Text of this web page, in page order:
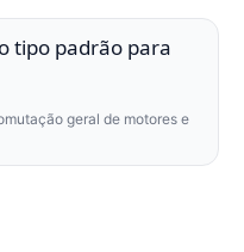
geral de motores e